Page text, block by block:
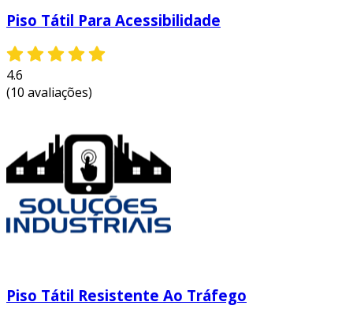
Piso Tátil Para Acessibilidade
4.6
(10 avaliações)
Piso Tátil Resistente Ao Tráfego